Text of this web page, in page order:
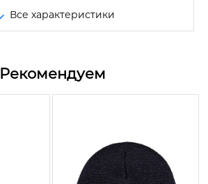
One size
100% акрилик
Логотип бренда
Вязаная
Все характеристики
Рекомендуем